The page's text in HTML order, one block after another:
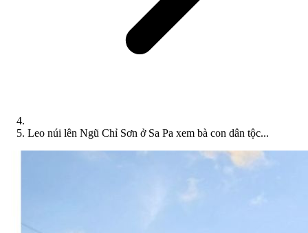
Leo núi lên Ngũ Chỉ Sơn ở Sa Pa xem bà con dân tộc...